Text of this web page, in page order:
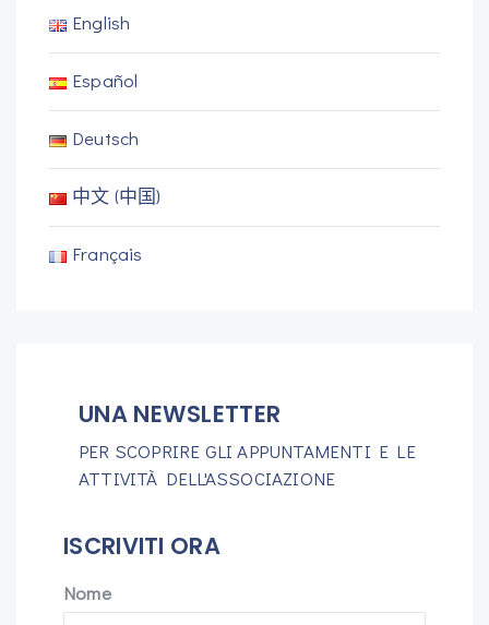
English
Español
Deutsch
中文 (中国)
Français
UNA NEWSLETTER
PER SCOPRIRE GLI APPUNTAMENTI E LE
ATTIVITÀ DELL'ASSOCIAZIONE
ISCRIVITI ORA
Nome